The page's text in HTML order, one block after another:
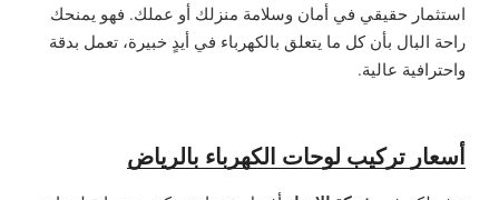
استثمار حقيقي في أمان وسلامة منزلك أو عملك. فهو يمنحك
راحة البال بأن كل ما يتعلق بالكهرباء في أيدٍ خبيرة، تعمل بدقة
واحترافية عالية.
أسعار تركيب لوحات الكهرباء بالرياض